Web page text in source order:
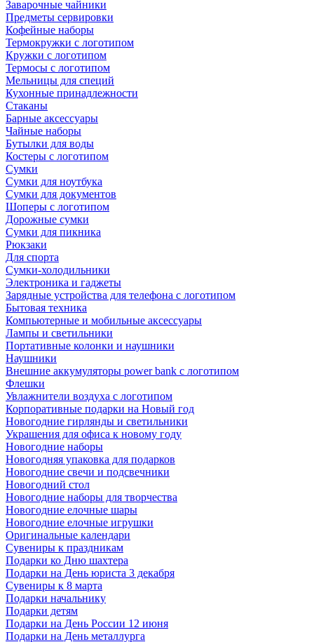
Заварочные чайники
Предметы сервировки
Кофейные наборы
Термокружки с логотипом
Кружки с логотипом
Термосы с логотипом
Мельницы для специй
Кухонные принадлежности
Стаканы
Барные аксессуары
Чайные наборы
Бутылки для воды
Костеры с логотипом
Сумки
Сумки для ноутбука
Сумки для документов
Шоперы с логотипом
Дорожные сумки
Сумки для пикника
Рюкзаки
Для спорта
Сумки-холодильники
Электроника и гаджеты
Зарядные устройства для телефона с логотипом
Бытовая техника
Компьютерные и мобильные аксессуары
Лампы и светильники
Портативные колонки и наушники
Наушники
Внешние аккумуляторы power bank с логотипом
Флешки
Увлажнители воздуха с логотипом
Корпоративные подарки на Новый год
Новогодние гирлянды и светильники
Украшения для офиса к новому году
Новогодние наборы
Новогодняя упаковка для подарков
Новогодние свечи и подсвечники
Новогодний стол
Новогодние наборы для творчества
Новогодние елочные шары
Новогодние елочные игрушки
Оригинальные календари
Сувениры к праздникам
Подарки ко Дню шахтера
Подарки на День юриста 3 декабря
Сувениры к 8 марта
Подарки начальнику
Подарки детям
Подарки на День России 12 июня
Подарки на День металлурга